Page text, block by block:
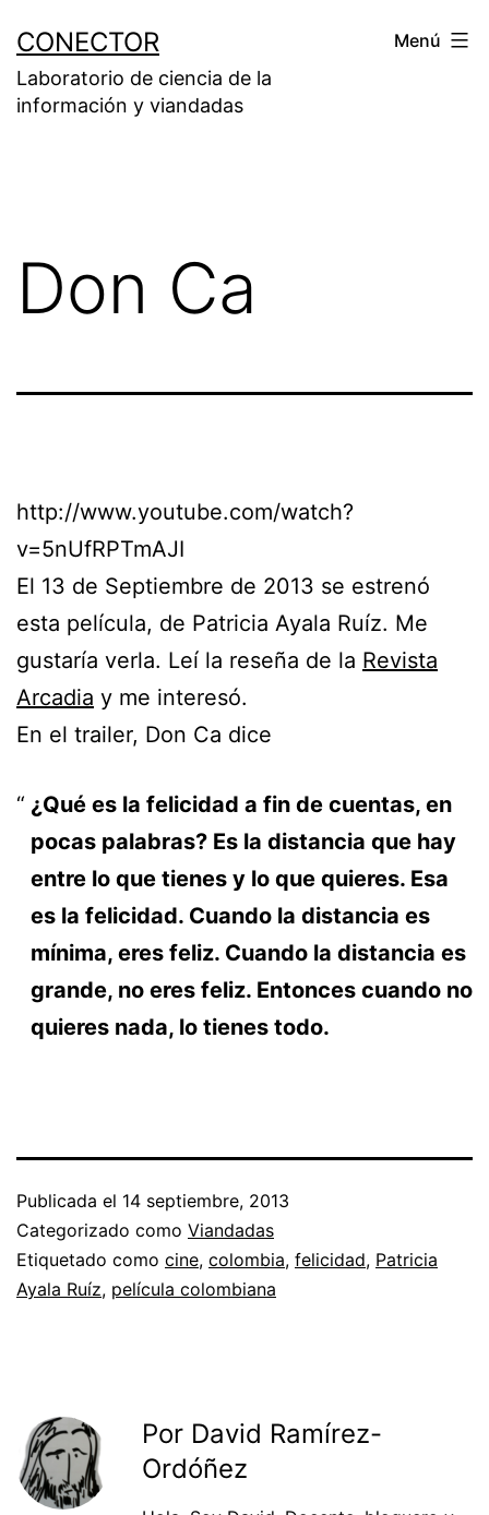
contenido
CONECTOR
Laboratorio de ciencia de la
información y viandadas
Menú
Don Ca
http://www.youtube.com/watch?
v=5nUfRPTmAJI
El 13 de Septiembre de 2013 se estrenó
esta película, de Patricia Ayala Ruíz. Me
gustaría verla. Leí la reseña de la Revista
Arcadia y me interesó.
En el trailer, Don Ca dice
¿Qué es la felicidad a fin de cuentas, en
pocas palabras? Es la distancia que hay
entre lo que tienes y lo que quieres. Esa
es la felicidad. Cuando la distancia es
mínima, eres feliz. Cuando la distancia es
grande, no eres feliz. Entonces cuando no
quieres nada, lo tienes todo.
Publicada el 14 septiembre, 2013
Categorizado como Viandadas
Etiquetado como cine, colombia, felicidad, Patricia
Ayala Ruíz, película colombiana
Por David Ramírez-
Ordóñez